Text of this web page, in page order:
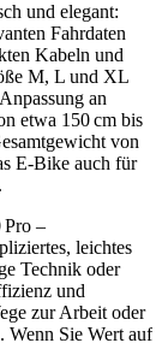
und elegant:
Fahrdaten
Kabeln und
M, L und XL
an
etwa 150 cm bis
von
E‑Bike auch für
Pro –
leichtes
Technik oder
und
zur Arbeit oder
Wenn Sie Wert auf